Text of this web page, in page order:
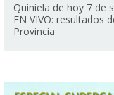
Quiniela de hoy 7 de
EN VIVO: resultados
Provincia